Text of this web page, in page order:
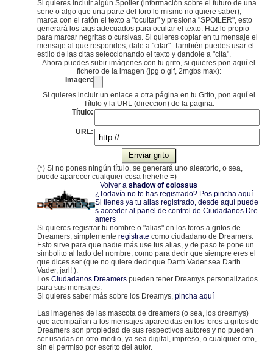
Si quieres incluir algún Spoiler (información sobre el futuro de una
serie o algo que una parte del foro lo mismo no quiere saber),
marca con el ratón el texto a "ocultar" y presiona "SPOILER", esto
generará los tags adecuados para ocultar el texto. Haz lo propio
para marcar negritas o cursivas. Si quieres copiar en tu mensaje el
mensaje al que respondes, dale a "citar". También puedes usar el
estilo de las citas seleccionando el texto y dandole a "cita".
Ahora puedes subir imágenes con tu grito, si quieres pon aquí el
fichero de la imagen (jpg o gif, 2mgbs max):
Imagen:
Si quieres incluir un enlace a otra página en tu Grito, pon aquí el
Título y la URL (direccion) de la pagina:
Título:
URL:
(*) Si no pones ningún título, se generará uno aleatorio, o sea,
puede aparecer cualquier cosa hehehe =)
Volver ashadow of colossus
¿Todavía no te has registrado? Pos pincha aquí.
Si tienes ya tu alias registrado, desde aquí puede
s acceder al panel de control de Ciudadanos Dre
amers
Si quieres registrar tu nombre o "alias" en los foros a gritos de
Dreamers, simplemente registrate como ciudadano de Dreamers.
Esto sirve para que nadie más use tus alias, y de paso te pone un
simbolito al lado del nombre, como para decir que siempre eres el
que dices ser (que no quiere decir que Darth Vader sea Darth
Vader, jarl! ).
Los Ciudadanos Dreamerspueden tener Dreamys personalizados
para sus mensajes.
Si quieres saber más sobre los Dreamys, pincha aquí
Las imagenes de las mascota de dreamers (o sea, los dreamys)
que acompañan a los mensajes aparecidas en los foros a gritos de
Dreamers son propiedad de sus respectivos autores y no pueden
ser usadas en otro medio, ya sea digital, impreso, o cualquier otro,
sin el permiso por escrito del autor.